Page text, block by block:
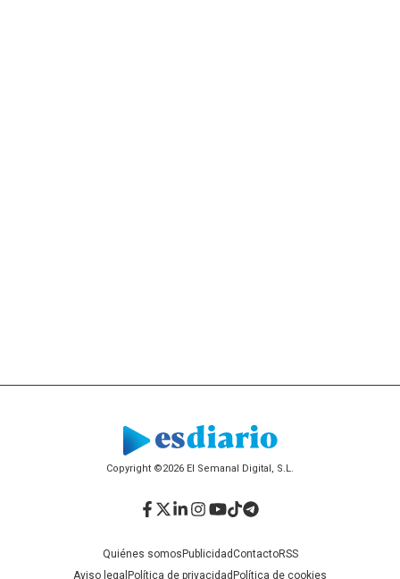
Copyright ©2026 El Semanal Digital, S.L.
Quiénes somosPublicidadContactoRSS
Aviso legal Política de privacidadPolítica de cookies
Facebook
Twitter
LinkedIn
Instagram
YouTube
TikTok
Telegram